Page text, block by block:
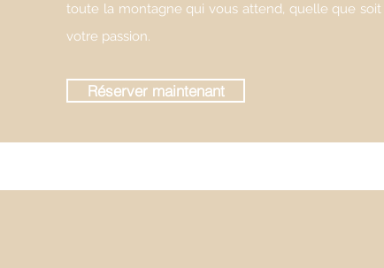
toute la montagne qui vous attend, quelle que soit
votre passion.
Réserver maintenant